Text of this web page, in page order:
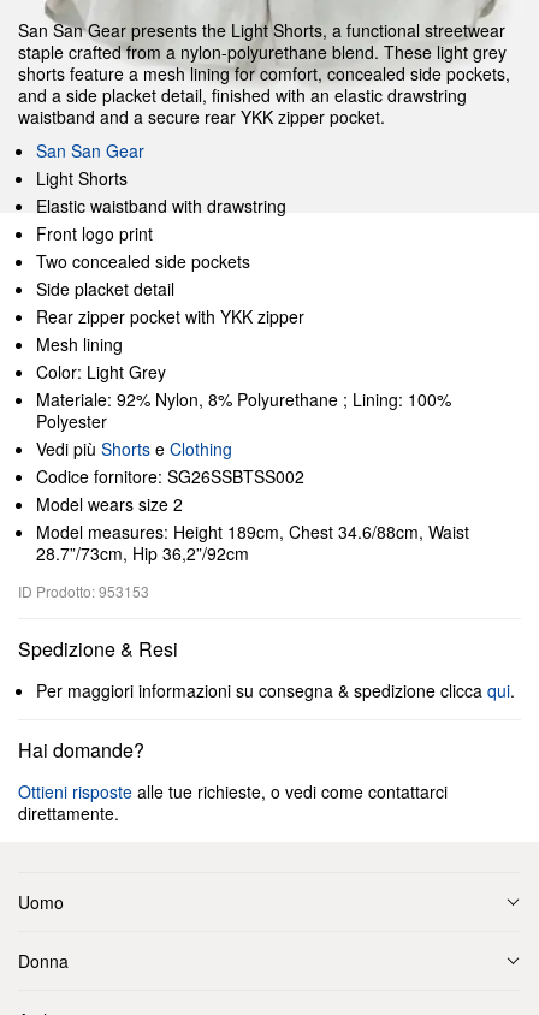
San San Gear presents the Light Shorts, a functional streetwear
staple crafted from a nylon-polyurethane blend. These light grey
shorts feature a mesh lining for comfort, concealed side pockets,
and a side placket detail, finished with an elastic drawstring
waistband and a secure rear YKK zipper pocket.
San San Gear
Light Shorts
Elastic waistband with drawstring
Front logo print
Two concealed side pockets
Side placket detail
Rear zipper pocket with YKK zipper
Mesh lining
Color: Light Grey
Materiale: 92% Nylon, 8% Polyurethane ; Lining: 100%
Polyester
Vedi più Shorts e Clothing
Codice fornitore: SG26SSBTSS002
Model wears size 2
Model measures: Height 189cm, Chest 34.6/88cm, Waist
28.7”/73cm, Hip 36,2”/92cm
ID Prodotto: 953153
Spedizione & Resi
Per maggiori informazioni su consegna & spedizione clicca qui.
Hai domande?
Ottieni risposte alle tue richieste, o vedi come contattarci
direttamente.
Uomo
Donna